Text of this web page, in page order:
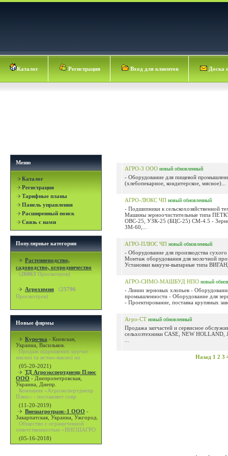
Каталог Регистрация Вход для клиентов Доска
Меню
Каталог
Регистрация
Тарифные планы
Панель управления
Расширенный поиск
Связь с нами
Популярные категории
Растениеводство,
садоводство, огородничество
(26063 Просмотров)
Агрохимия (25796
Просмотров)
Новые фирмы
Курочка - Киевская,
Украина, Васильков.
Продаж підрощених курчат
мясної та яєчно-мясної по
(05-20-2021)
ТД Агроэкспертднепр Плюс
ООО - Днепропетровская,
Украина, Днепр.
Компания «Агроэкспертднепр
Плюс» - поставляет совр
(11-20-2019)
Внешагротранс-1 ООО -
Закарпатская, Украина, Ужгород.
Общество с ограниченной
ответственностью «ВНЕШАГРО
(05-16-2018)
АГРО-3 ООО новый обновленный
- Оборудование для пищевой
(хлебопекарное, кондитерское, мясное)...
АГРО-ЛЮКС ЧП новый обновленный
- Подшипники к сельскохозяйственной
Машины зерноочистительные типа
ОВС-25, УЗК-25 (БЦС-25) СМ-4.5 -
ЗМ-60,...
АГРО-ПЛЮС ЧП новый обновленный
- Оборудование для производства
Монтаж оборудования для молочной
Установки вакуум-выпарные типа
АГРО-СИМО-МАШБУД НПО новый
- Линии зерновых хлопьев -
промышленности - Оборудование для
- Проектирование, поставка крупяных
Агро-СТ новый обновленный
Продажа запчастей и сервисное
сельхозтехники CASE, NEW HOLLAND,
Назад 1 2 3